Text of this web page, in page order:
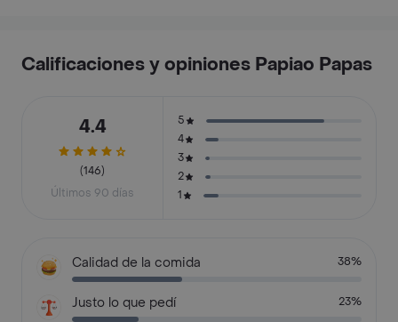
Calificaciones y opiniones Papiao Papas
4.4
(146)
Últimos 90 días
5
4
3
2
1
Calidad de la comida 38%
Justo lo que pedí 23%